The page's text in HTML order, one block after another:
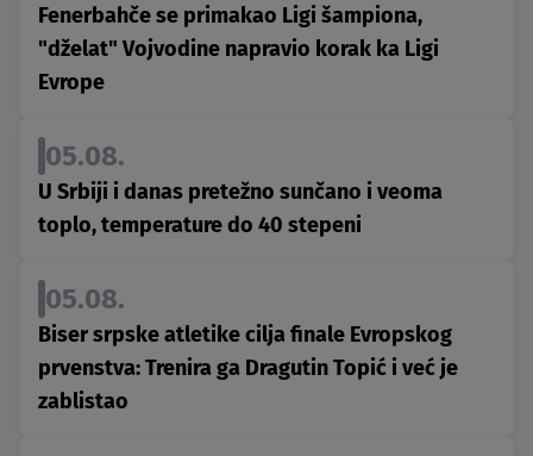
Fenerbahče se primakao Ligi šampiona,
"dželat" Vojvodine napravio korak ka Ligi
Evrope
05.08.
U Srbiji i danas pretežno sunčano i veoma
toplo, temperature do 40 stepeni
05.08.
Biser srpske atletike cilja finale Evropskog
prvenstva: Trenira ga Dragutin Topić i već je
zablistao